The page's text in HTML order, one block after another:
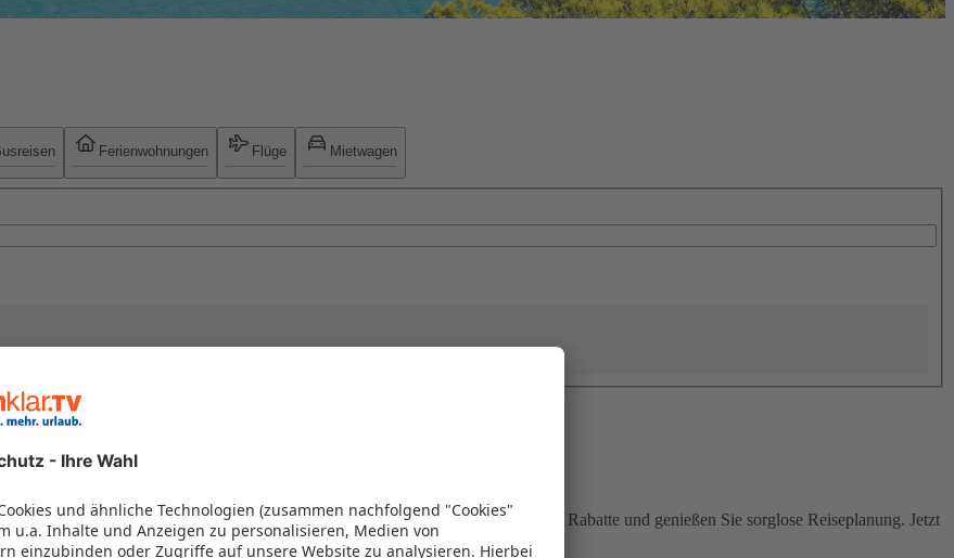
Ferienwohnungen Flüge Mietwagen
einem Paket kombiniert werden – das spart Zeit und Geld. Nutzen Sie attraktive Rabatte und genießen Sie sorglose Reiseplanung. Jetzt